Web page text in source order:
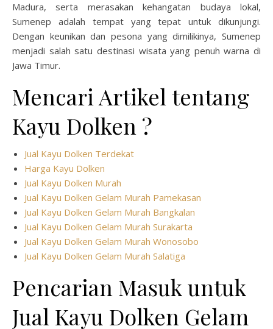
Madura, serta merasakan kehangatan budaya lokal,
Sumenep adalah tempat yang tepat untuk dikunjungi.
Dengan keunikan dan pesona yang dimilikinya, Sumenep
menjadi salah satu destinasi wisata yang penuh warna di
Jawa Timur.
Mencari Artikel tentang
Kayu Dolken ?
Jual Kayu Dolken Terdekat
Harga Kayu Dolken
Jual Kayu Dolken Murah
Jual Kayu Dolken Gelam Murah Pamekasan
Jual Kayu Dolken Gelam Murah Bangkalan
Jual Kayu Dolken Gelam Murah Surakarta
Jual Kayu Dolken Gelam Murah Wonosobo
Jual Kayu Dolken Gelam Murah Salatiga
Pencarian Masuk untuk
Jual Kayu Dolken Gelam